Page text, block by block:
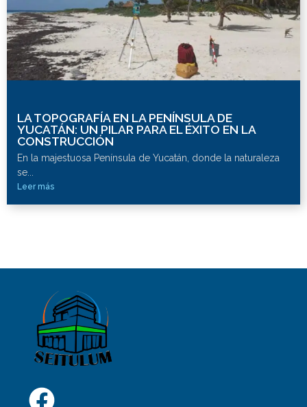
LA TOPOGRAFÍA EN LA PENÍNSULA DE
YUCATÁN: UN PILAR PARA EL ÉXITO EN LA
CONSTRUCCIÓN
En la majestuosa Península de Yucatán, donde la naturaleza
se...
Leer más